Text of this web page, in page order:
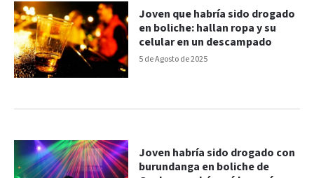
5 de Agosto de 2025
Joven que habría sido drogado
en boliche: hallan ropa y su
celular en un descampado
Joven habría sido drogado con
burundanga en boliche de